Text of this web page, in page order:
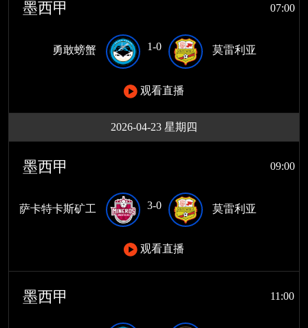
墨西甲 07:00
勇敢螃蟹 1-0 莫雷利亚
观看直播
2026-04-23 星期四
墨西甲 09:00
萨卡特卡斯矿工 3-0 莫雷利亚
观看直播
墨西甲 11:00